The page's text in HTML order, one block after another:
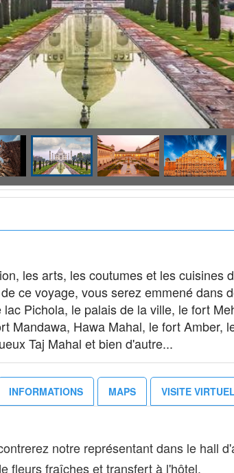
les arts, les coutumes et les cuisines
ce voyage, vous serez emmené dans
Pichola, le palais de la ville, le fort
Mandawa, Hawa Mahal, le fort Amber,
Taj Mahal et bien d'autre...
INFORMATIONS MAPS VISITE
notre représentant dans le hall
fleurs fraîches et transfert à l'hôtel.